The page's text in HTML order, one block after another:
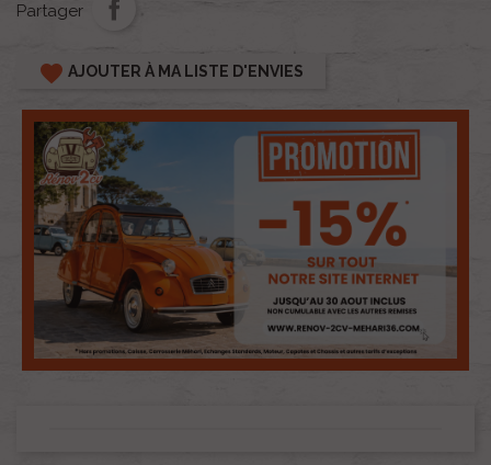
Partager
favorite AJOUTER À MA LISTE D'ENVIES